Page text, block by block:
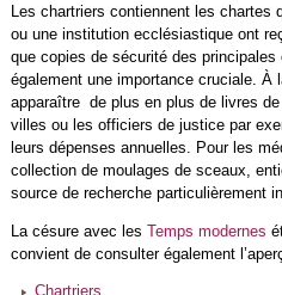
Les chartriers contiennent les chartes
ou une institution ecclésiastique ont
que copies de sécurité des
également une importance cruciale. À
apparaître de plus en plus de livres
villes ou les officiers de justice par
leurs dépenses annuelles. Pour les
collection de moulages de sceaux,
source de recherche particulièrement
La césure avec les Temps modernes
convient de consulter également
Chartriers